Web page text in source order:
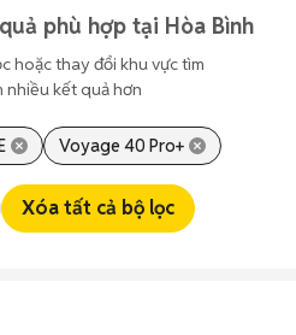
phù hợp tại Hòa Bình
hoặc thay đổi khu vực tìm
nhiều kết quả hơn
Voyage 40 Pro+
Xóa tất cả bộ lọc